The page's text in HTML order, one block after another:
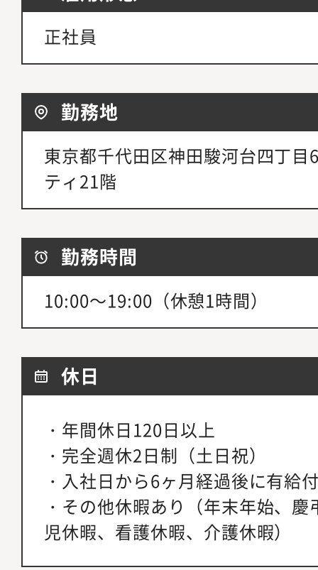
正社員
勤務地
東京都千代田区神田駿河台四丁
ティ21階
勤務時間
10:00～19:00（休憩1時間）
休日
・年間休日120日以上
・完全週休2日制（土日祝）
・入社日から6ヶ月経過後に有給
・その他休暇あり（年末年始、
児休暇、看護休暇、介護休暇）